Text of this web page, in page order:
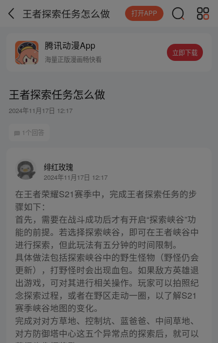
王者探索任务怎么做 打开APP
腾讯动漫App
海量正版漫画畅快看
立即下载
王者探索任务怎么做
2024年11月17日 12:17
1个回答
绯红玫瑰
2024年11月17日 12:17
在王者荣耀S21赛季中，完成王者探索任务的步
骤如下：
首先，需要在战斗成功后才有开启“探索峡谷”功
能的前提。若选择探索峡谷，即可在王者峡谷中
进行探索，但此玩法有五分钟的时间限制。
具体做法包括探索峡谷中的野生怪物（野怪仍会
更新），打野怪时会出现血包。如果敌方英雄退
出游戏，可对其进行相关操作。玩家可以拍照纪
念探索过程，或者在野区走动一圈，以了解S21
赛季峡谷地图的变化。
完成对对方草地、控制坑、蓝爸爸、中间草地、
对方防御塔中心这五个异常点的探索后，就可以